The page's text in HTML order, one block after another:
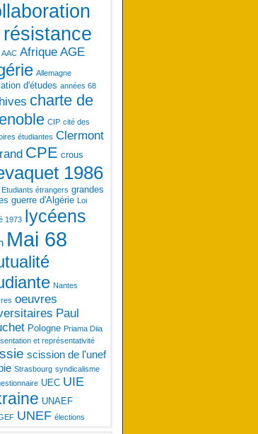
AAC Afrique AGE
Allemagne
d'études années 68
charte de
CIP cité des
étudiantes Clermont
CPE crous
1986
Etudiants étrangers grandes
guerre d'Algérie Loi
1973 lycéens
Mai 68
Nantes
oeuvres
Paul
Pologne Priama Diia
et représentativité
scission de l'unef
Strasbourg syndicalisme
UEC UIE
UNAEF
UNEF élections